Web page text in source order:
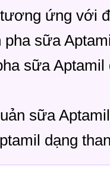
ứng với
pha sữa
sữa Aptamil
sữa
dạng